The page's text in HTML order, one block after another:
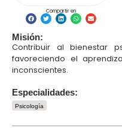
Compartir en
Misión:
Contribuir al bienestar
favoreciendo el
inconscientes.
Especialidades:
Psicología